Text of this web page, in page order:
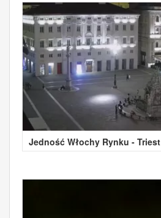
Jedność Włochy Rynku - Triest